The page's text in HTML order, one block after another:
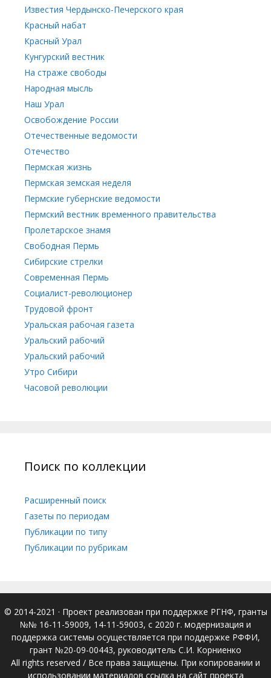
Известия Чердынско-Печерского края
Красный набат
Красный Урал
Кунгурский вестник
На страже свободы
Народная мысль
Наш Урал
Освобождение России
Отечественные ведомости
Отечество
Пермская жизнь
Пермская земская неделя
Пермские губернские ведомости
Пермский вестник временного правительства
Пролетарское знамя
Свободная Пермь
Сибирские стрелки
Современная Пермь
Социалист-революционер
Трудовой фронт
Уральская рабочая газета
Уральский рабочий
Уральский рабочий
Утро Сибири
Часовой революции
Поиск по коллекции
Расширенный поиск
Газеты по периодам
Публикации по типу
Публикации по рубрикам
© 2014-2021 · Проект реализован при поддержке РГНФ, гранты
№№ 16-11-59009, 14-11-59003, с 2020 г. модернизация и
поддержка системы осуществляется при поддержке РФФИ,
грант №20-09-00443, руководитель С.И. Корниенко
All rights reserved / Все права защищены. При копировании и
использовании материалов ссылка на сайт проекта